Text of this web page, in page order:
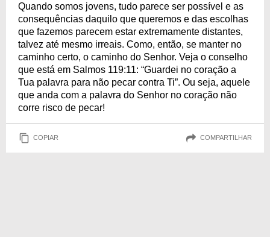
Quando somos jovens, tudo parece ser possível e as
consequências daquilo que queremos e das escolhas
que fazemos parecem estar extremamente distantes,
talvez até mesmo irreais. Como, então, se manter no
caminho certo, o caminho do Senhor. Veja o conselho
que está em Salmos 119:11: “Guardei no coração a
Tua palavra para não pecar contra Ti”. Ou seja, aquele
que anda com a palavra do Senhor no coração não
corre risco de pecar!
COPIAR COMPARTILHAR